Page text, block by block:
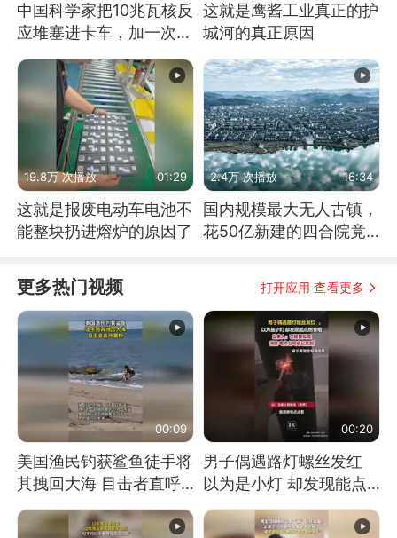
中国科学家把10兆瓦核反
应堆塞进卡车，加一次燃
这就是鹰酱工业真正的护
城河的真正原因
19.8万 次播放 01:29
这就是报废电动车电池不
能整块扔进熔炉的原因了
2.4万 次播放 16:34
国内规模最大无人古镇，
花50亿新建的四合院竟
更多热门视频 打开应用 查看更多
00:09
美国渔民钓获鲨鱼徒手将
其拽回大海 目击者直呼
震惊 （视频来源：参考
消息）
00:20
男子偶遇路灯螺丝发红
以为是小灯 却发现能点
燃香烟 当事人：已报警
处理